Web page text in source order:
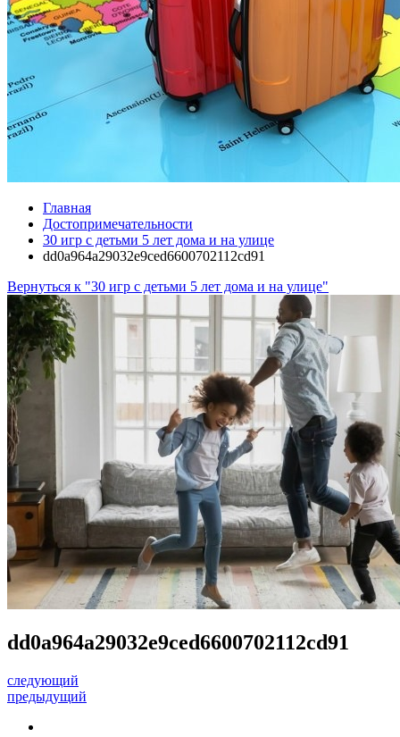
Главная
Достопримечательности
30 игр с детьми 5 лет дома и на улице
dd0a964a29032e9ced6600702112cd91
Вернуться к "30 игр с детьми 5 лет дома и на улице"
dd0a964a29032e9ced6600702112cd91
следующий
предыдущий